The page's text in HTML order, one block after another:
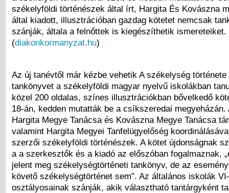
székelyföldi történészek által írt, Hargita És Kovászna
által kiadott, illusztrációban gazdag kötetet nemcsak
szánják, általa a felnőttek is kiegészíthetik ismereteiket.
(diakonkormanyzat.hu)
Az új tanévtől már kézbe vehetik A székelység
tankönyvet a székelyföldi magyar nyelvű iskolákban
közel 200 oldalas, színes illusztrációkban bővelkedő
18-án, kedden mutatták be a csíkszeredai megyeházán.
Hargita Megye Tanácsa és Kovászna Megye Tanácsa
valamint Hargita Megyei Tanfelügyelőség
szerzői székelyföldi történészek. A kötet újdonságnak
a a szerkesztők és a kiadó az előszóban fogalmaznak,
jelent meg székelységtörténeti tankönyv, de az
követő székelységtörténet sem”. Az általános iskolák
osztályosainak szánják, akik választható tantárgyként